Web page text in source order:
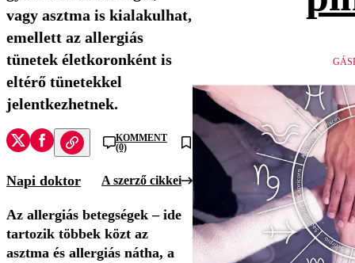
vagy asztma is kialakulhat,
emellett az allergiás
tünetek életkoronként is
eltérő tünetekkel
jelentkezhetnek.
KOMMENT
(0)
Napi doktor A szerző cikkei
Az allergiás betegségek – ide
tartozik többek közt az
asztma és allergiás nátha, a